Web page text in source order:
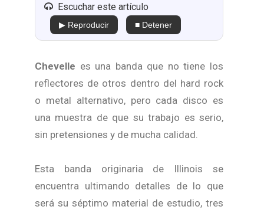
Escuchar este artículo
▶ Reproducir ■ Detener
Chevelle es una banda que no tiene los
reflectores de otros dentro del hard rock
o metal alternativo, pero cada disco es
una muestra de que su trabajo es serio,
sin pretensiones y de mucha calidad.
Esta banda originaria de Illinois se
encuentra ultimando detalles de lo que
será su séptimo material de estudio, tres